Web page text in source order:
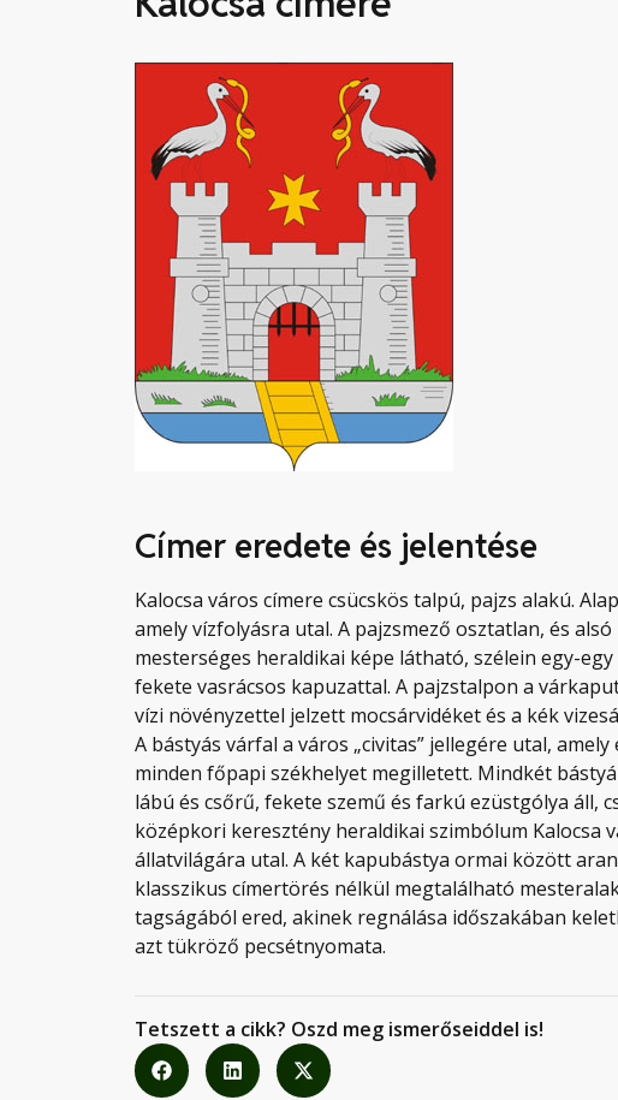
Címer eredete és jelentése
Kalocsa város címere csücskös talpú, pajzs alakú.
amely vízfolyásra utal. A pajzsmező osztatlan, és
mesterséges heraldikai képe látható, szélein egy-
fekete vasrácsos kapuzattal. A pajzstalpon a
vízi növényzettel jelzett mocsárvidéket és a kék
A bástyás várfal a város „civitas” jellegére utal,
minden főpapi székhelyet megilletett. Mindkét
lábú és csőrű, fekete szemű és farkú ezüstgólya áll,
középkori keresztény heraldikai szimbólum Kalocsa
állatvilágára utal. A két kapubástya ormai között
klasszikus címertörés nélkül megtalálható
tagságából ered, akinek regnálása időszakában
azt tükröző pecsétnyomata.
Tetszett a cikk? Oszd meg ismerőseiddel is!